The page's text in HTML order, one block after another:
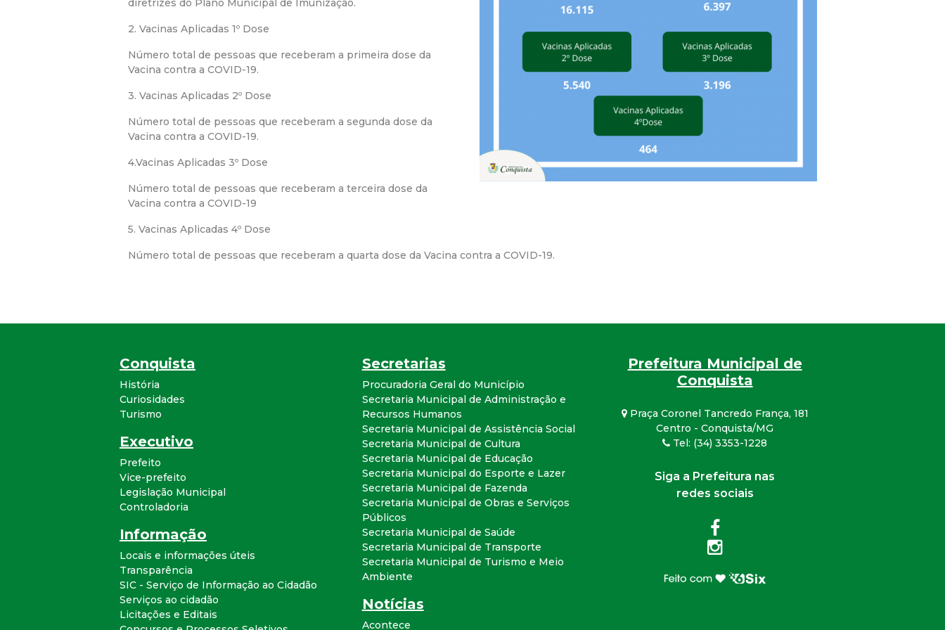
a
u
i
i
a
l
d
e
C
o
n
q
u
diretrizes do Plano Municipal de Imunização.
2. Vacinas Aplicadas 1º Dose
Número total de pessoas que receberam a primeira dose da
Vacina contra a COVID-19.
3. Vacinas Aplicadas 2º Dose
Número total de pessoas que receberam a segunda dose da
Vacina contra a COVID-19.
4.Vacinas Aplicadas 3º Dose
Número total de pessoas que receberam a terceira dose da
Vacina contra a COVID-19
5. Vacinas Aplicadas 4º Dose
Número total de pessoas que receberam a quarta dose da Vacina contra a COVID-19.
Conquista
História
Curiosidades
Turismo
Executivo
Prefeito
Vice-prefeito
Legislação Municipal
Controladoria
Informação
Locais e informações úteis
Transparência
SIC - Serviço de Informação ao Cidadão
Serviços ao cidadão
Licitações e Editais
Secretarias
Procuradoria Geral do Município
Secretaria Municipal de Administração e
Recursos Humanos
Secretaria Municipal de Assistência Social
Secretaria Municipal de Cultura
Secretaria Municipal de Educação
Secretaria Municipal do Esporte e Lazer
Secretaria Municipal de Fazenda
Secretaria Municipal de Obras e Serviços
Públicos
Secretaria Municipal de Saúde
Secretaria Municipal de Transporte
Secretaria Municipal de Turismo e Meio
Ambiente
Notícias
Acontece
Prefeitura Municipal de
Conquista
Praça Coronel Tancredo França, 181
Centro - Conquista/MG
Tel: (34) 3353-1228
Siga a Prefeitura nas
redes sociais